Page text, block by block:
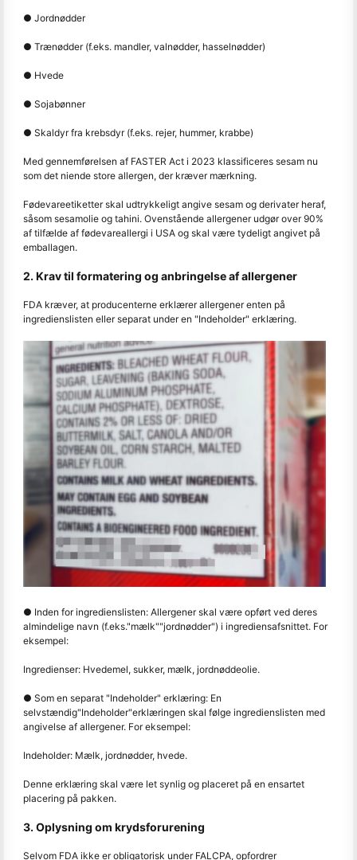
● Jordnødder
● Trænødder (f.eks. mandler, valnødder, hasselnødder)
● Hvede
● Sojabønner
● Skaldyr fra krebsdyr (f.eks. rejer, hummer, krabbe)
Med gennemførelsen af FASTER Act i 2023 klassificeres sesam nu
som det niende store allergen, der kræver mærkning.
Fødevareetiketter skal udtrykkeligt angive sesam og derivater heraf,
såsom sesamolie og tahini. Ovenstående allergener udgør over 90%
af tilfælde af fødevareallergi i USA og skal være tydeligt angivet på
emballagen.
2. Krav til formatering og anbringelse af allergener
FDA kræver, at producenterne erklærer allergener enten på
ingredienslisten eller separat under en "Indeholder" erklæring.
● Inden for ingredienslisten: Allergener skal være opført ved deres
almindelige navn (f.eks."mælk""jordnødder") i ingrediensafsnittet. For
eksempel:
Ingredienser: Hvedemel, sukker, mælk, jordnøddeolie.
● Som en separat "Indeholder" erklæring: En
selvstændig"Indeholder"erklæringen skal følge ingredienslisten med
angivelse af allergener. For eksempel:
Indeholder: Mælk, jordnødder, hvede.
Denne erklæring skal være let synlig og placeret på en ensartet
placering på pakken.
3. Oplysning om krydsforurening
Selvom FDA ikke er obligatorisk under FALCPA, opfordrer